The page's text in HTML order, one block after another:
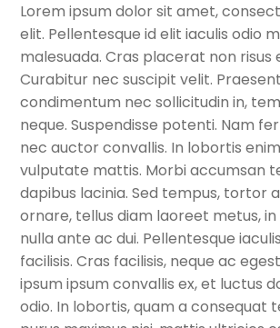
Lorem ipsum dolor sit amet,
elit. Pellentesque id elit iaculis odio
malesuada. Cras placerat non risus
Curabitur nec suscipit velit.
condimentum nec sollicitudin in,
neque. Suspendisse potenti. Nam
nec auctor convallis. In lobortis
vulputate mattis. Morbi accumsan
dapibus lacinia. Sed tempus, tortor
ornare, tellus diam laoreet metus,
nulla ante ac dui. Pellentesque
facilisis. Cras facilisis, neque ac
ipsum ipsum convallis ex, et luctus
odio. In lobortis, quam a consequat